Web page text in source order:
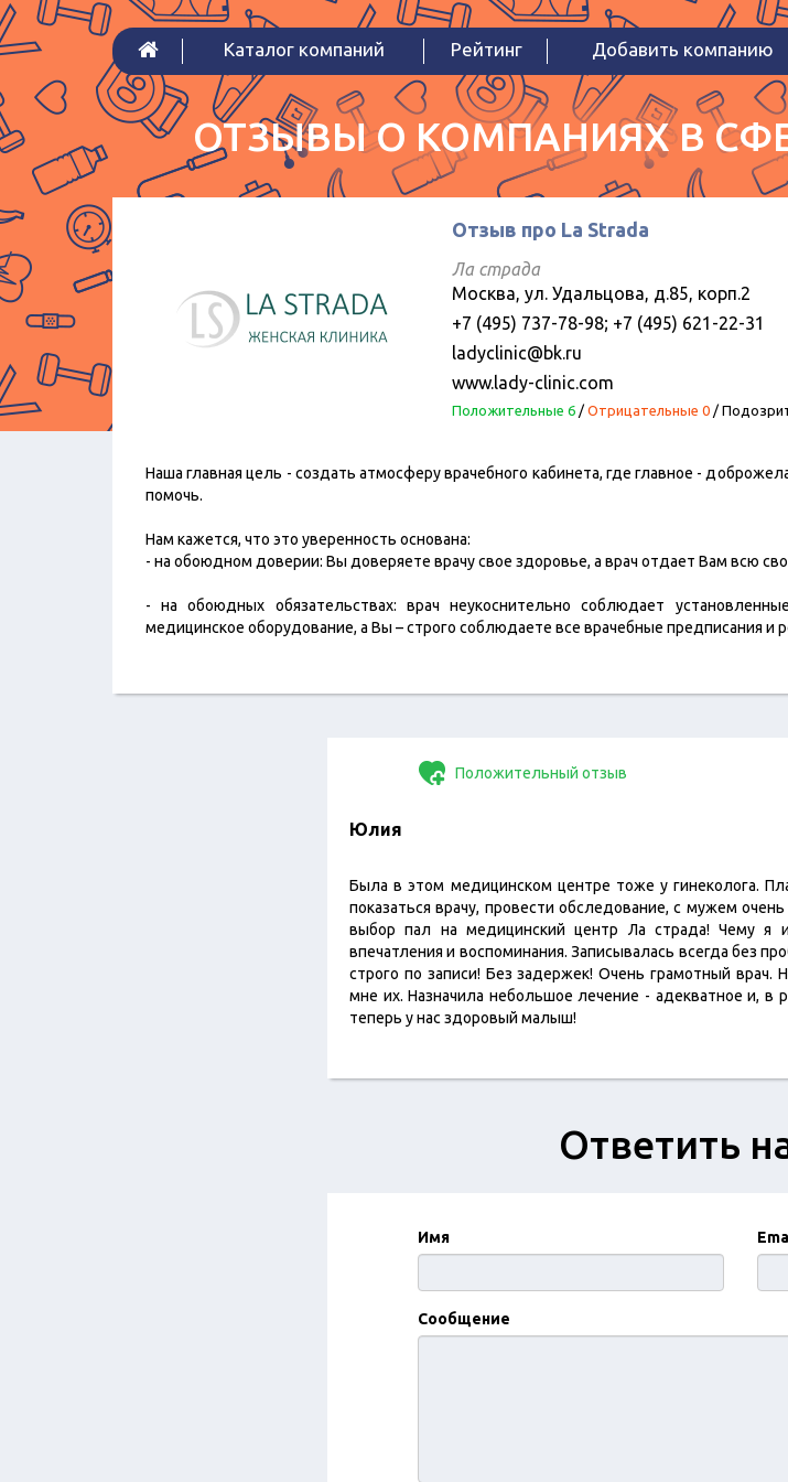
Каталог компаний Рейтинг Добавить компанию
ОТЗЫВЫ О КОМПАНИЯХ В
Отзыв про La Strada
Ла страда
Москва, ул. Удальцова, д.85, корп.2
+7 (495) 737-78-98; +7 (495) 621-22-31
ladyclinic@bk.ru
www.lady-clinic.com
Положительные 6/ Отрицательные 0/
Наша главная цель - создать атмосферу врачебного кабинета, где главное -
помочь.​
Нам кажется, что это уверенность основана:
- на обоюдном доверии: Вы доверяете врачу свое здоровье, а врач отдает Вам всю
- на обоюдных обязательствах: врач неукоснительно соблюдает
медицинское оборудование, а Вы – строго соблюдаете все врачебные предписания и
Положительный отзыв
Юлия
Была в этом медицинском центре тоже у гинеколога.
показаться врачу, провести обследование, с мужем
выбор пал на медицинский центр Ла страда! Чему я
впечатления и воспоминания. Записывалась всегда без
строго по записи! Без задержек! Очень грамотный врач.
мне их. Назначила небольшое лечение - адекватное и, в
теперь у нас здоровый малыш!
Ответить
Имя
Сообщение